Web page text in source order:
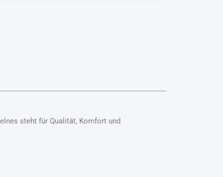
steht für Qualität, Komfort und